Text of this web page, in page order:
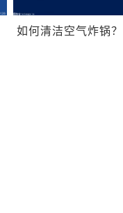
如何清洁空气炸锅